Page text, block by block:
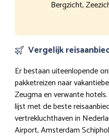
Bergzicht,
Vergelijk
Er bestaan uiteenlopende
pakketreizen naar
Zeugma en verwante
lijst met de beste
vertrekluchthaven in
Airport, Amsterdam